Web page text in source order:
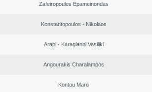
Zafeiropoulos Epameinondas
Konstantopoulos - Nikolaos
Arapi - Karagianni Vasiliki
Angourakis Charalampos
Kontou Maro